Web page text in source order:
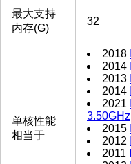
最大支持
内存(G)
32
单核性能
相当于
2018
2014
2013
2014
2021
3.50GHz
2015
2012
2011